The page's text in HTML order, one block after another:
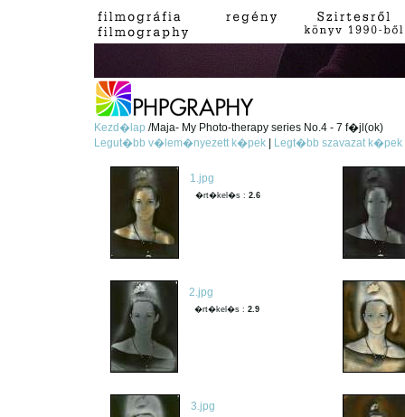
Kezd�lap/Maja- My Photo-therapy series No.4 - 7 f�jl(ok)
Legut�bb v�lem�nyezett k�pek
Legt�bb szavazat k�pek
1.jpg
�rt�kel�s :2.6
2.jpg
�rt�kel�s :2.9
3.jpg